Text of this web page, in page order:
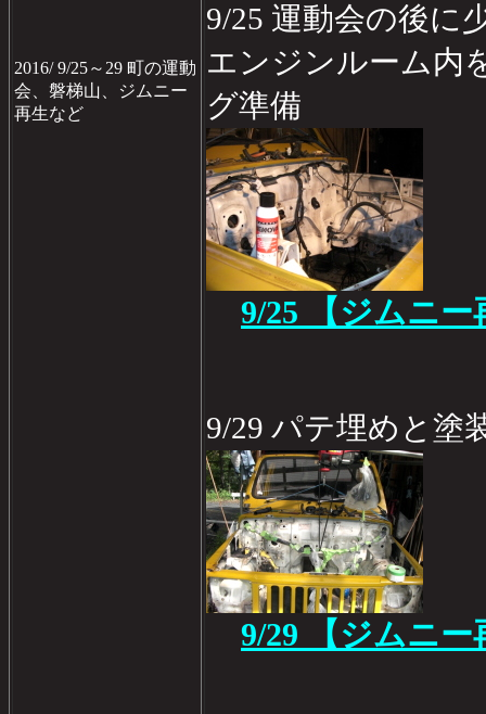
2016/ 9/25～29 町の運動
会、磐梯山、ジムニー
再生など
9/25 運動会の後に
エンジンルーム内
グ準備
9/25 【ジムニー
9/29 パテ埋めと塗
9/29 【ジムニー